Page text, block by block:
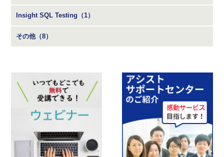
Insight SQL Testing（1）
その他（8）